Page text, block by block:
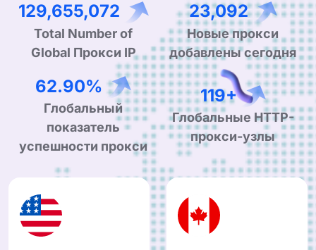
205,895,079
Total Number of
Global Прокси IP
36,671
Новые прокси
добавлены сегодня
99.90%
Глобальный
показатель
успешности прокси
190+
Глобальные HTTP-
прокси-узлы